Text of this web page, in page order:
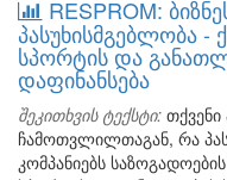
RESPROM:
პასუხისმგებლობა
სპორტის და
დაფინანსება
შეკითხვის ტექსტი:
ჩამოთვლილთაგან, რა
კომპანიებს